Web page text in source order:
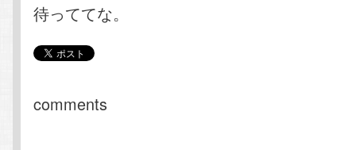
待っててな。
comments